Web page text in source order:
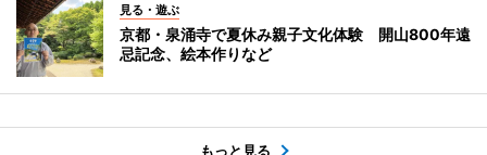
見る・遊ぶ
京都・泉涌寺で夏休み親子文化体験 開山800年遠
忌記念、絵本作りなど
もっと見る